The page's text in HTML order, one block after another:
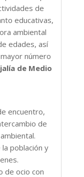
de
educativas,
ambiental
edades, así
número
de Medio
encuentro,
de
población y
de ocio con